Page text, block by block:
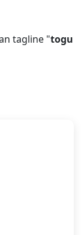
tagline "togu